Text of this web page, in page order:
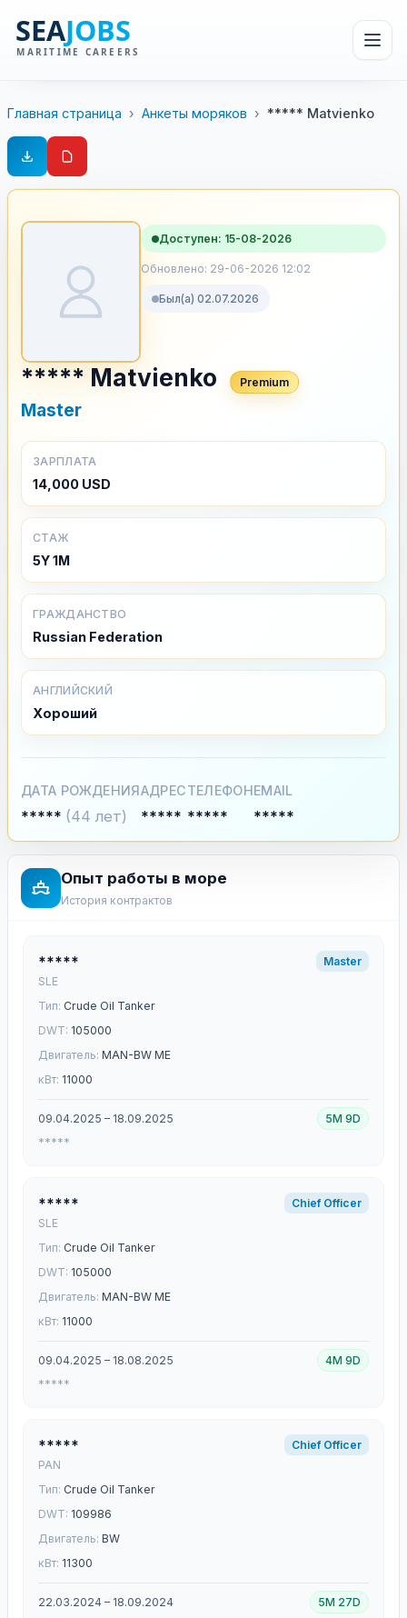
Главная страница › Анкеты моряков › ***** Matvienko
Доступен: 15-08-2026
Обновлено: 29-06-2026 12:02
Был(а) 02.07.2026
***** Matvienko Premium
Master
ЗАРПЛАТА
14,000 USD
СТАЖ
5Y 1M
ГРАЖДАНСТВО
Russian Federation
АНГЛИЙСКИЙ
Хороший
ДАТА РОЖДЕНИЯ
***** (44 лет)
АДРЕС
*****
ТЕЛЕФОН
*****
EMAIL
*****
Опыт работы в море
История контрактов
*****
SLE
Master
Тип: Crude Oil Tanker
DWT: 105000
Двигатель: MAN-BW ME
кВт: 11000
09.04.2025 – 18.09.2025
5M 9D
*****
*****
SLE
Chief Officer
Тип: Crude Oil Tanker
DWT: 105000
Двигатель: MAN-BW ME
кВт: 11000
09.04.2025 – 18.08.2025
4M 9D
*****
*****
PAN
Chief Officer
Тип: Crude Oil Tanker
DWT: 109986
Двигатель: BW
кВт: 11300
22.03.2024 – 18.09.2024
5M 27D